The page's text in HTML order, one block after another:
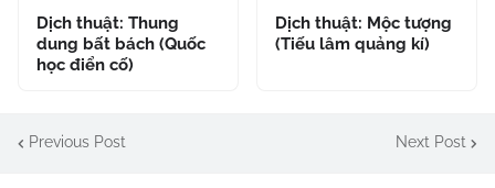
Dịch thuật: Thung
dung bất bách (Quốc
học điển cố)
Dịch thuật: Mộc tượng
(Tiếu lâm quảng kí)
Previous Post Next Post